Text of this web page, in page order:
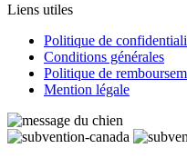
Liens utiles
Politique de
Conditions générales
Politique de
Mention légale